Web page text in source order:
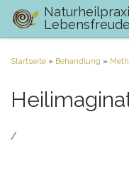
Zum Inhalt springen
Lebensfreude
Startseite » Behandlung »
/